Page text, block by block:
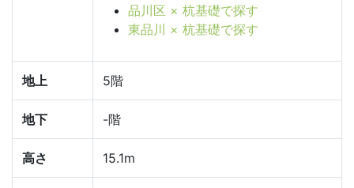
品川区 × 杭基礎で探す
東品川 × 杭基礎で探す
地上 5階
地下 -階
高さ 15.1m